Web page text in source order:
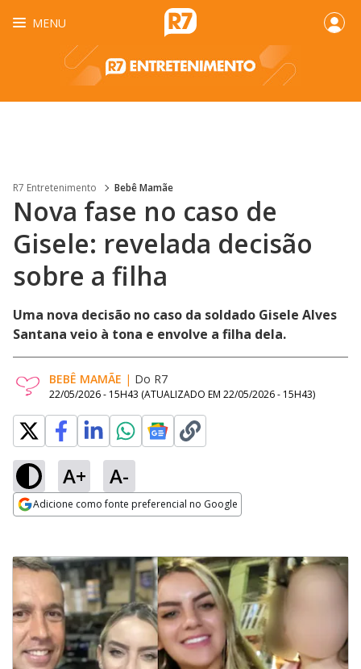
MENU
R7 Entretenimento Bebê Mamãe
Nova fase no caso de
Gisele: revelada decisão
sobre a filha
Uma nova decisão no caso da soldado Gisele Alves
Santana veio à tona e envolve a filha dela.
BEBÊ MAMÃE | Do R7
22/05/2026 - 15H43 (ATUALIZADO EM 22/05/2026 - 15H43)
A+ A-
Adicione como fonte preferencial no Google